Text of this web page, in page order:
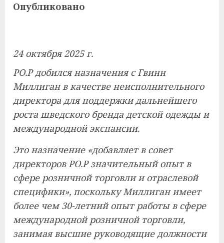
Опубликовано
24 октября 2025 г.
PO.P добился назначения с Гвинн
Миллиган в качестве неисполнительного
директора для поддержки дальнейшего
роста шведского бренда детской одежды и
международной экспансии.
Это назначение «добавляет в совет
директоров PO.P значительный опыт в
сфере розничной торговли и отраслевой
специфики», поскольку Миллиган имеет
более чем 30-летний опыт работы в сфере
международной розничной торговли,
занимая высшие руководящие должности